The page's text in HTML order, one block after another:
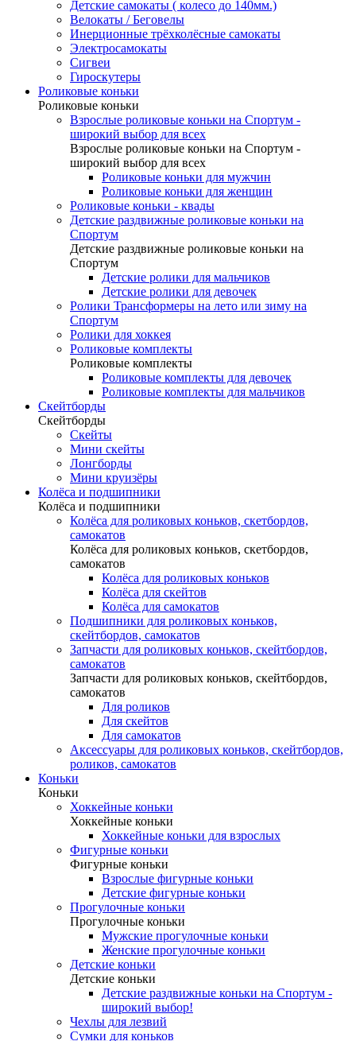
Детские самокаты ( колесо до 140мм.)
Велокаты / Беговелы
Инерционные трёхколёсные самокаты
Электросамокаты
Сигвеи
Гироскутеры
Роликовые коньки
Роликовые коньки
Взрослые роликовые коньки на Спортум -
широкий выбор для всех
Взрослые роликовые коньки на Спортум -
широкий выбор для всех
Роликовые коньки для мужчин
Роликовые коньки для женщин
Роликовые коньки - квады
Детские раздвижные роликовые коньки на
Спортум
Детские раздвижные роликовые коньки на
Спортум
Детские ролики для мальчиков
Детские ролики для девочек
Ролики Трансформеры на лето или зиму на
Спортум
Ролики для хоккея
Роликовые комплекты
Роликовые комплекты
Роликовые комплекты для девочек
Роликовые комплекты для мальчиков
Скейтборды
Скейтборды
Скейты
Мини скейты
Лонгборды
Мини круизёры
Колёса и подшипники
Колёса и подшипники
Колёса для роликовых коньков, скетбордов,
самокатов
Колёса для роликовых коньков, скетбордов,
самокатов
Колёса для роликовых коньков
Колёса для скейтов
Колёса для самокатов
Подшипники для роликовых коньков,
скейтбордов, самокатов
Запчасти для роликовых коньков, скейтбордов,
самокатов
Запчасти для роликовых коньков, скейтбордов,
самокатов
Для роликов
Для скейтов
Для самокатов
Аксессуары для роликовых коньков, скейтбордов,
роликов, самокатов
Коньки
Коньки
Хоккейные коньки
Хоккейные коньки
Хоккейные коньки для взрослых
Фигурные коньки
Фигурные коньки
Взрослые фигурные коньки
Детские фигурные коньки
Прогулочные коньки
Прогулочные коньки
Мужские прогулочные коньки
Женские прогулочные коньки
Детские коньки
Детские коньки
Детские раздвижные коньки на Спортум -
широкий выбор!
Чехлы для лезвий
Сумки для коньков